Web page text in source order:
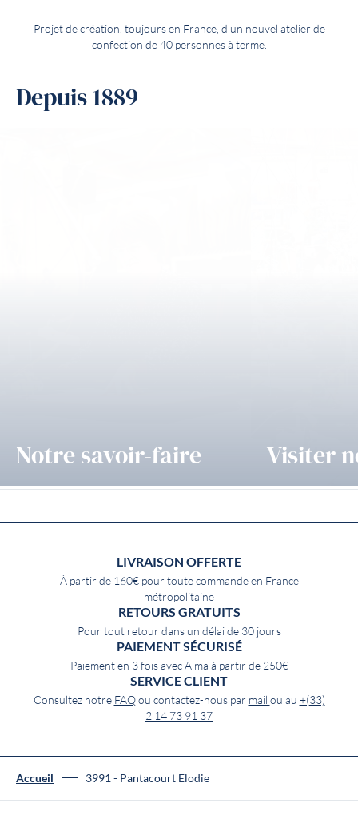
Projet de création, toujours en France, d'un nouvel atelier de
confection de 40 personnes à terme.
Depuis 1889
Notre savoir-faire Visiter
LIVRAISON OFFERTE
À partir de 160€ pour toute commande en France
métropolitaine
RETOURS GRATUITS
Pour tout retour dans un délai de 30 jours
PAIEMENT SÉCURISÉ
Paiement en 3 fois avec Alma à partir de 250€
SERVICE CLIENT
Consultez notre FAQou contactez-nous par mail ou au +(33)
2 14 73 91 37
Accueil 3991 - Pantacourt Elodie